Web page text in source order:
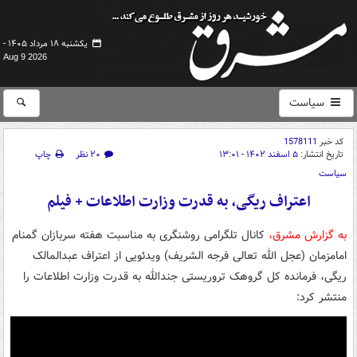
یکشنبه ۱۸ مرداد ۱۴۰۵ -
Aug 9 2026
سیاست
کد خبر 1578111
تاریخ انتشار: ۵ اسفند ۱۴۰۲ - ۱۳:۰۱ ۲۰ نظر
چاپ
سیاست
اعتراف ریگی، به قدرت وزارت اطلاعات + فیلم
به گزارش مشرق، کانال تلگرامی روشنگری به مناسبت هفته سربازان گمنام
امامزمان (عجل الله تعالی فرجه الشریف) ویدئویی از اعتراف عبدالمالک
ریگی، فرمانده کل گروهک تروریستی جندالله به قدرت وزارت اطلاعات را
منتشر کرد: